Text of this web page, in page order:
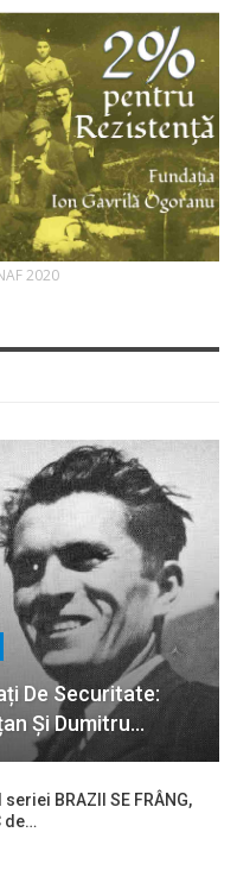
2020
De Securitate:
Și Dumitru…
BRAZII SE FRÂNG,
de…